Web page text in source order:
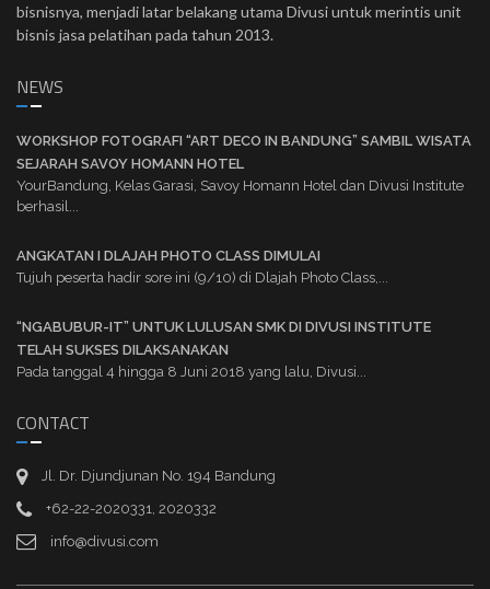
bisnisnya, menjadi latar belakang utama Divusi untuk merintis unit
bisnis jasa pelatihan pada tahun 2013.
NEWS
WORKSHOP FOTOGRAFI “ART DECO IN BANDUNG” SAMBIL WISATA
SEJARAH SAVOY HOMANN HOTEL
YourBandung, Kelas Garasi, Savoy Homann Hotel dan Divusi Institute
berhasil...
ANGKATAN I DLAJAH PHOTO CLASS DIMULAI
Tujuh peserta hadir sore ini (9/10) di Dlajah Photo Class,...
“NGABUBUR-IT” UNTUK LULUSAN SMK DI DIVUSI INSTITUTE
TELAH SUKSES DILAKSANAKAN
Pada tanggal 4 hingga 8 Juni 2018 yang lalu, Divusi...
CONTACT
Jl. Dr. Djundjunan No. 194 Bandung
+62-22-2020331, 2020332
info@divusi.com